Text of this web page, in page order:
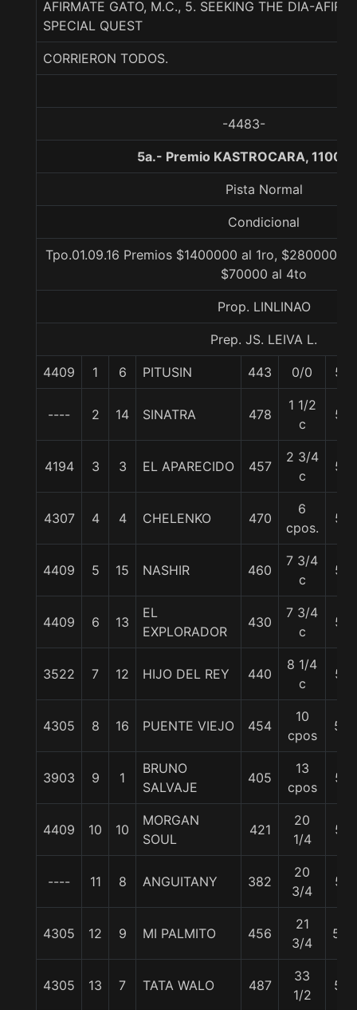
AFIRMATE GATO, M.C., 5. SEEKING THE DIA-
SPECIAL QUEST
CORRIERON TODOS.
-4483-
5a.- Premio KASTROCARA, 1100
Pista Normal
Condicional
Tpo.01.09.16 Premios $1400000 al 1ro, $280000
$70000 al 4to
Prop. LINLINAO
Prep. JS. LEIVA L.
4409 1 6 PITUSIN 443 0/0 57
---- 2 14 SINATRA 478
1 1/2
c
57
4194 3 3 EL APARECIDO 457
2 3/4
c
57
4307 4 4 CHELENKO 470
6
cpos.
57
4409 5 15 NASHIR 460
7 3/4
c
57
4409 6 13
EL
EXPLORADOR
430
7 3/4
c
57
3522 7 12 HIJO DEL REY 440
8 1/4
c
57
4305 8 16 PUENTE VIEJO 454
10
cpos
58
3903 9 1
BRUNO
SALVAJE
405
13
cpos
57
4409 10 10
MORGAN
SOUL
421
20
1/4
57
---- 11 8 ANGUITANY 382
20
3/4
57
4305 12 9 MI PALMITO 456
21
3/4
53.
4305 13 7 TATA WALO 487
33
1/2
56